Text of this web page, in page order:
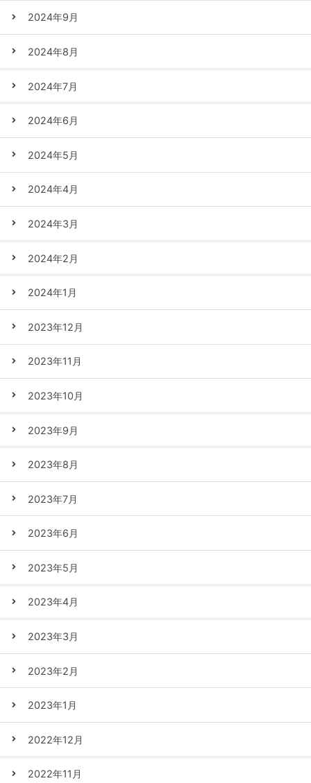
2024年9月
2024年8月
2024年7月
2024年6月
2024年5月
2024年4月
2024年3月
2024年2月
2024年1月
2023年12月
2023年11月
2023年10月
2023年9月
2023年8月
2023年7月
2023年6月
2023年5月
2023年4月
2023年3月
2023年2月
2023年1月
2022年12月
2022年11月